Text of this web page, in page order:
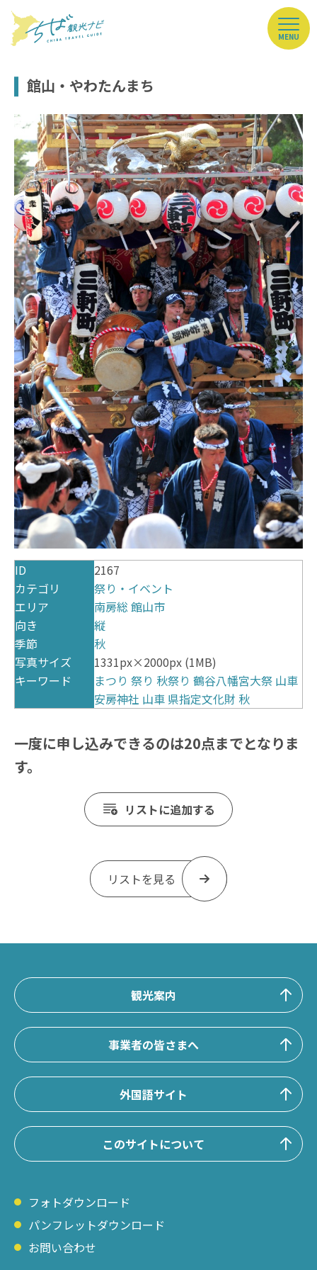
MENU
館山・やわたんまち
ID
2167
カテゴリ
祭り・イベント
エリア
南房総 館山市
向き
縦
季節
秋
写真サイズ
1331px×2000px (1MB)
キーワード
まつり 祭り 秋祭り 鶴谷八幡宮大祭 山車
安房神社 山車 県指定文化財 秋
一度に申し込みできるのは20点までとなりま
す。
リストに追加する
リストを見る
観光案内
事業者の皆さまへ
外国語サイト
このサイトについて
フォトダウンロード
パンフレットダウンロード
お問い合わせ